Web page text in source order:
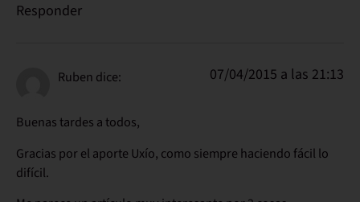
Responder
Ruben dice: 07/04/2015 a las 21:13
Buenas tardes a todos,
Gracias por el aporte Uxío, como siempre haciendo fácil lo
difícil.